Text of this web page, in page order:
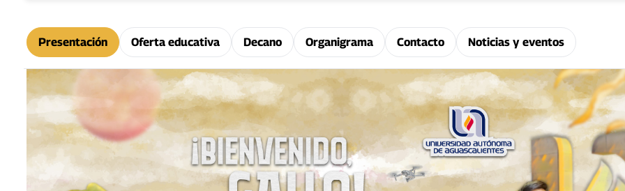
Presentación Oferta educativa Decano Organigrama Contacto Noticias y eventos